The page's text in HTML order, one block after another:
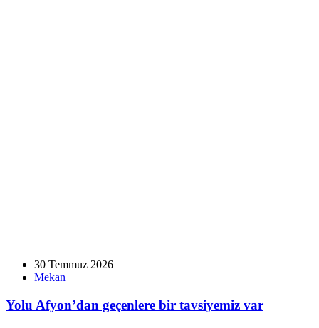
30 Temmuz 2026
Mekan
Yolu Afyon’dan geçenlere bir tavsiyemiz var